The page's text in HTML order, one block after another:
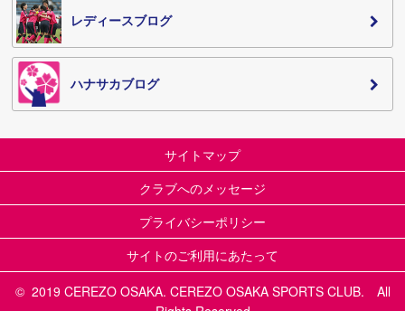
レディースブログ
ハナサカブログ
サイトマップ
クラブへのメッセージ
プライバシーポリシー
サイトのご利用にあたって
© 2019 CEREZO OSAKA. CEREZO OSAKA SPORTS CLUB. All